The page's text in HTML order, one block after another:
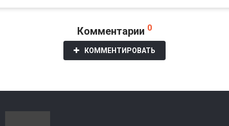
Комментарии 0
КОММЕНТИРОВАТЬ